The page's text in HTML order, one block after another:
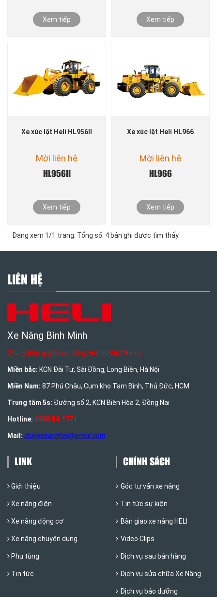
Xem tiếp Xem tiếp
Xe xúc lật Heli HL956II
Mời liên hệ
HL956II
Xem tiếp
Xe xúc lật Heli HL966
Mời liên hệ
HL966
Xem tiếp
Đang xem 1/1 trang. Tổng số: 4 bản ghi được tìm thấy.
LIÊN HỆ
Xe Nâng Bình Minh
(Đại lý độc quyền xe nâng Heli tại Việt Nam)
Miền bắc: KCN Đài Tư, Sài Đồng, Long Biên, Hà Nội
Miền Nam: 87 Phú Châu, Cụm kho Tam Bình, Thủ Đức, HCM
Trung tâm 5s: Đường số 2, KCN Biên Hòa 2, Đồng Nai
Hotline: 0988.54.1771
Mail: dailyxenangheli@gmail.com
LINK
Giới thiệu
Xe nâng điện
Xe nâng động cơ
Xe nâng chuyên dụng
Phụ tùng
Tin tức
CHÍNH SÁCH
Góc tư vấn xe nâng
Tin tức sự kiện
Bàn giao xe nâng HELI
Video Clips
Dịch vụ sau bán hàng
Dịch vụ sửa chữa Xe Nâng
Dịch vụ bảo dưỡng